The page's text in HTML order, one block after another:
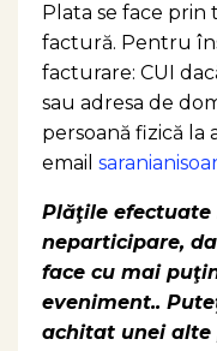
Plata se face prin
factură. Pentru
facturare: CUI
sau adresa de
persoană fizică la
email
Plăţile efectuate
neparticipare,
face cu mai
eveniment..
achitat unei alte